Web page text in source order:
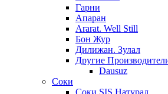
Гарни
Апаран
Ararat. Well Still
Бон Жур
Дилижан. Зулал
Другие
Dausuz
Соки
Соки SIS Натурал